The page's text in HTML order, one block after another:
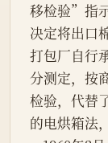
移检验”指
决定将出口
打包厂自行
分测定，按
检验，代
的电烘箱法